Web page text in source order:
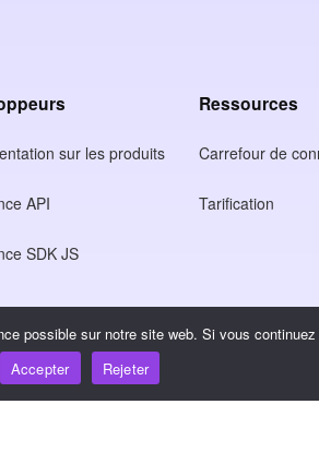
sur les produits
API
SDK JS
Ressources
Carrefour de
Tarification
possible sur notre site web. Si vous
Accepter
Rejeter